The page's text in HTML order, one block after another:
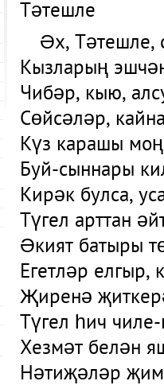
Тәтешле
Әх, Тәтешле,
Кызларың
Чибәр, кыю,
Сөйсәләр,
Күз карашы
Буй-сыннары
Кирәк булса,
Түгел арттан
Әкият батыры
Егетләр елгыр,
Җиренә
Түгел һич
Хезмәт белән
Нәтиҗәләр